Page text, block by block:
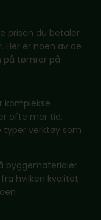
prisen du betaler
er noen av de
på tømrer på
komplekse
ofte mer tid,
typer verktøy som
byggematerialer
hvilken kvalitet